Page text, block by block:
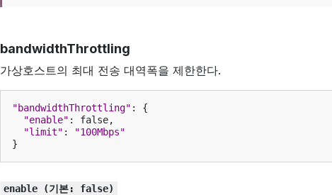
bandwidthThrottling
가상호스트의 최대 전송 대역폭을 제한한다.
"bandwidthThrottling" :
{
"enable" : false,
"limit" :
"100Mbps"
}
enable (기본: false)